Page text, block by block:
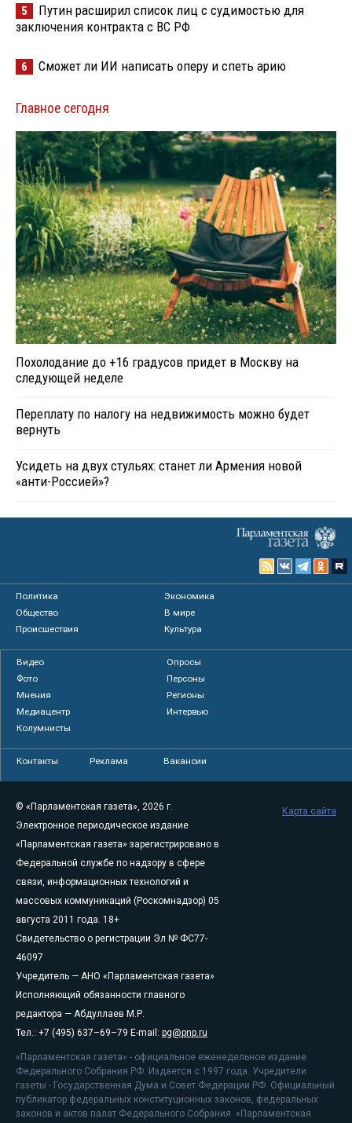
5
Путин расширил список лиц с судимостью для
заключения контракта с ВС РФ
6 Сможет ли ИИ написать оперу и спеть арию
Главное сегодня
Похолодание до +16 градусов придет в Москву на
следующей неделе
Переплату по налогу на недвижимость можно будет
вернуть
Усидеть на двух стульях: станет ли Армения новой
«анти-Россией»?
Политика
Экономика
Общество
В мире
Происшествия
Культура
Видео
Опросы
Фото
Персоны
Мнения
Регионы
Медиацентр
Интервью
Колумнисты
Контакты Реклама Вакансии
© «Парламентская газета», 2026 г.
Электронное периодическое издание
«Парламентская газета» зарегистрировано в
Федеральной службе по надзору в сфере
связи, информационных технологий и
массовых коммуникаций (Роскомнадзор) 05
августа 2011 года. 18+
Свидетельство о регистрации Эл № ФС77-
46097
Учредитель — АНО «Парламентская газета»
Исполняющий обязанности главного
редактора — Абдуллаев М.Р.
Тел.: +7 (495) 637–69–79 E-mail: pg@pnp.ru
«Парламентская газета» - официальное еженедельное издание
Федерального Собрания РФ. Издается с 1997 года. Учредители
газеты - Государственная Дума и Совет Федерации РФ. Официальный
публикатор федеральных конституционных законов, федеральных
законов и актов палат Федерального Собрания. «Парламентская
Карта сайта